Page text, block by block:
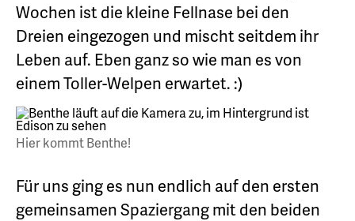
Wochen ist die kleine Fellnase bei den
Dreien eingezogen und mischt seitdem ihr
Leben auf. Eben ganz so wie man es von
einem Toller-Welpen erwartet. :)
Hier kommt Benthe!
Für uns ging es nun endlich auf den ersten
gemeinsamen Spaziergang mit den beiden